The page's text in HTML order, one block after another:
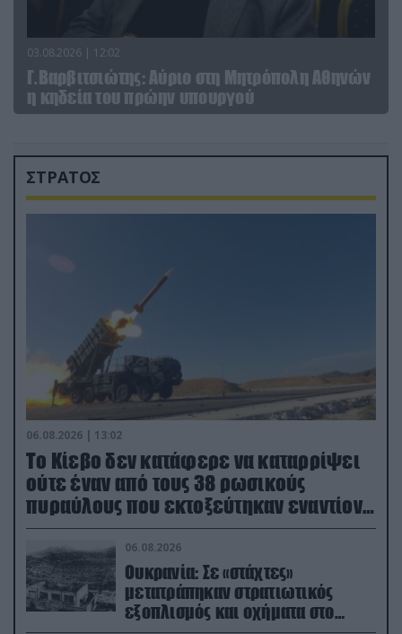
03.08.2026 | 12:02
Γ.Βαρβιτσιώτης: Aύριο στη Μητρόπολη Αθηνών
η κηδεία του πρώην υπουργού
ΣΤΡΑΤΟΣ
06.08.2026 | 13:02
Το Κίεβο δεν κατάφερε να καταρρίψει
ούτε έναν από τους 38 ρωσικούς
πυραύλους που εκτοξεύτηκαν εναντίον
του
06.08.2026
Ουκρανία: Σε «στάχτες»
μετατράπηκαν στρατιωτικός
εξοπλισμός και οχήματα στο